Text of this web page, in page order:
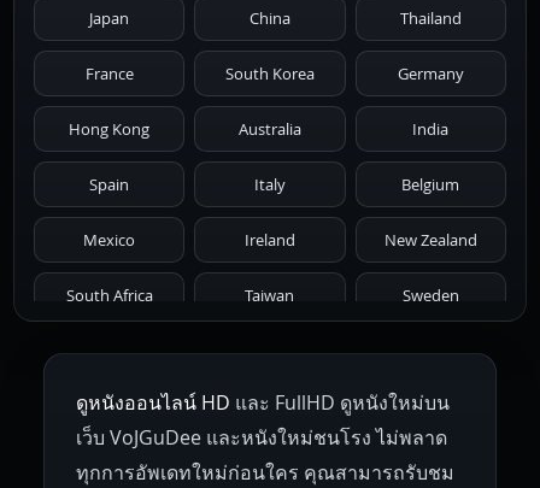
1981 1980 1979 1978 1977
1976 1975 1974 1973 1972
1971 1970 1969 1968 1967
1966 1965 1964 1963 1962
1959 1955
1945 1942 1941 1940 1939
1938 1937 1930 1928 1916
Japan China Thailand
France South Korea Germany
Hong Kong Australia India
Spain Italy Belgium
Mexico Ireland New Zealand
South Africa Taiwan Sweden
Netherlands Russia Poland
Hungary Denmark Bulgaria
Czech Republic Brazil Turkey
ดูหนังออนไลน์ HD และ FullHD ดูหนังใหม่บน
เว็บ VoJGuDee และหนังใหม่ชนโรง ไม่พลาด
ทุกการอัพเดทใหม่ก่อนใคร คุณสามารถรับชม